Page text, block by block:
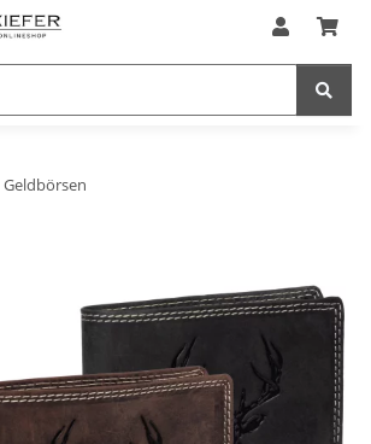
Geldbörsen